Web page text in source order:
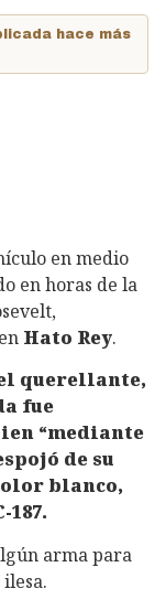
hace más
en medio
en horas de la
Hato Rey.
querellante,
fue
“mediante
de su
blanco,
arma para